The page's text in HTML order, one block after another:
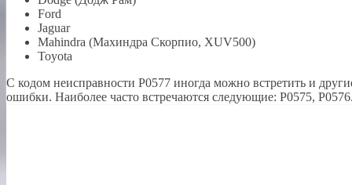
Ford
Jaguar
Mahindra (Махиндра Скорпио, XUV500)
Toyota
С кодом неисправности Р0577 иногда можно встретить и
ошибки. Наиболее часто встречаются следующие: P0575,